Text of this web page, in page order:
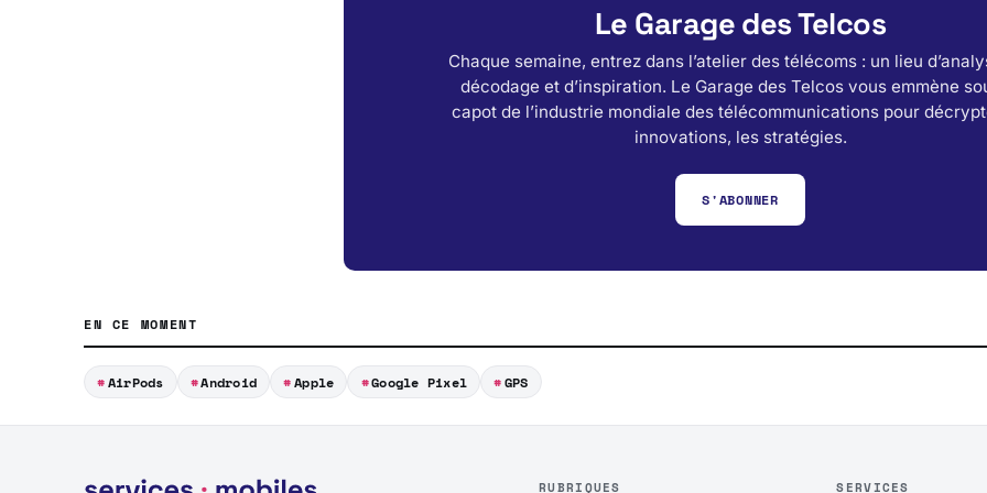
Le Garage des Telcos
Chaque semaine, entrez dans l’atelier des télécoms : un lieu
décodage et d’inspiration. Le Garage des Telcos vous emmène
capot de l’industrie mondiale des télécommunications pour
innovations, les stratégies.
S'ABONNER
EN CE MOMENT
AirPods Android Apple Google Pixel GPS
RUBRIQUES SERVICES